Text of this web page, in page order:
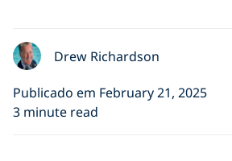
Drew Richardson
Publicado em February 21, 2025
3 minute read